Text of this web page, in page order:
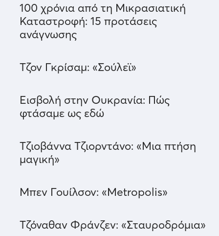
100 χρόνια από τη Μικρασιατική
Καταστροφή: 15 προτάσεις
ανάγνωσης
Τζον Γκρίσαμ: «Σούλεϊ»
Εισβολή στην Ουκρανία: Πώς
φτάσαμε ως εδώ
Τζιοβάννα Τζιορντάνο: «Μια πτήση
μαγική»
Μπεν Γουίλσον: «Metropolis»
Τζόναθαν Φράνζεν: «Σταυροδρόμια»